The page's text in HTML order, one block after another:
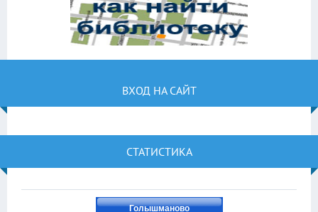
ВХОД НА САЙТ
СТАТИСТИКА
Голышманово